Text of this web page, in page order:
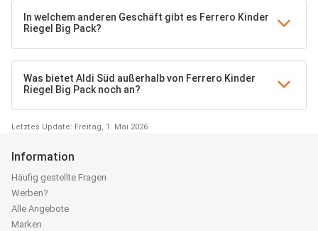
In welchem anderen Geschäft gibt es Ferrero Kinder
Riegel Big Pack?
Was bietet Aldi Süd außerhalb von Ferrero Kinder
Riegel Big Pack noch an?
Letztes Update: Freitag, 1. Mai 2026
Information
Häufig gestellte Fragen
Werben?
Alle Angebote
Marken